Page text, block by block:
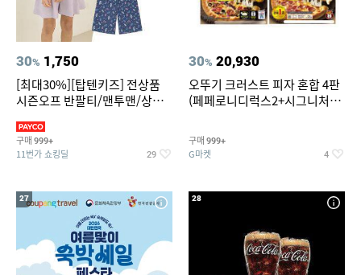
30% 1,750
[최대30%][탑텐키즈] 전상품
시즌오프 반팔티/맨투맨/상하
구매 999+
11번가 쇼킹딜 29
30% 20,930
오뚜기 크러스트 피자 혼합 4판
(페페로니디럭스2+시그니처익
구매 999+
G마켓 4
27 28